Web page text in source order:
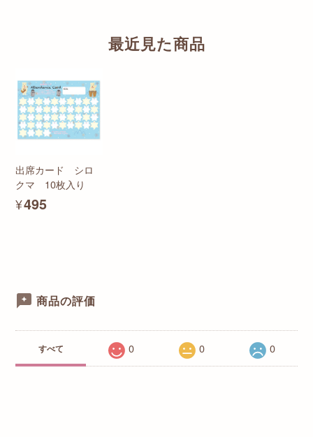
最近見た商品
出席カード シロ
クマ 10枚入り
¥495
商品の評価
すべて 0 0 0